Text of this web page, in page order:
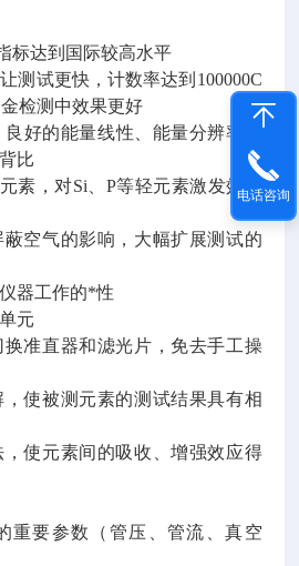
标达到国际较高水平
测试更快，计数率达到100000C
检测中效果更好
好的能量线性、能量分辨率和
比
素，对Si、P等轻元素激发效果
空气的影响，大幅扩展测试的
器工作的*性
元
准直器和滤光片，免去手工操
使被测元素的测试结果具有相
使元素间的吸收、增强效应得
重要参数（管压、管流、真空
电话咨询